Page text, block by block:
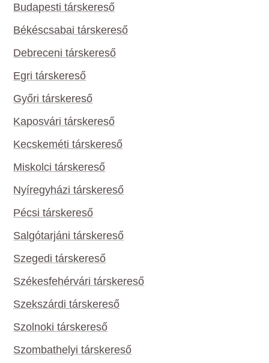
Budapesti társkereső
Békéscsabai társkereső
Debreceni társkereső
Egri társkereső
Győri társkereső
Kaposvári társkereső
Kecskeméti társkereső
Miskolci társkereső
Nyíregyházi társkereső
Pécsi társkereső
Salgótarjáni társkereső
Szegedi társkereső
Székesfehérvári társkereső
Szekszárdi társkereső
Szolnoki társkereső
Szombathelyi társkereső